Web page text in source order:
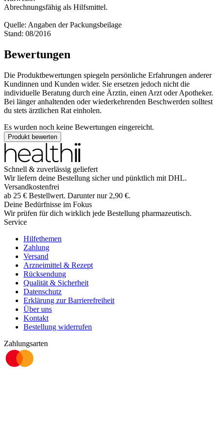
Abrechnungsfähig als Hilfsmittel.
Quelle: Angaben der Packungsbeilage
Stand: 08/2016
Bewertungen
Die Produktbewertungen spiegeln persönliche Erfahrungen anderer
Kundinnen und Kunden wider. Sie ersetzen jedoch nicht die
individuelle Beratung durch eine Ärztin, einen Arzt oder Apotheker.
Bei länger anhaltenden oder wiederkehrenden Beschwerden solltest
du stets ärztlichen Rat einholen.
Es wurden noch keine Bewertungen eingereicht.
Produkt bewerten
Schnell & zuverlässig geliefert
Wir liefern deine Bestellung sicher und pünktlich mit DHL.
Versandkostenfrei
ab 25 € Bestellwert. Darunter nur 2,90 €.
Deine Bedürfnisse im Fokus
Wir prüfen für dich wirklich jede Bestellung pharmazeutisch.
Service
Hilfethemen
Zahlung
Versand
Arzneimittel & Rezept
Rücksendung
Qualität & Sicherheit
Datenschutz
Erklärung zur Barrierefreiheit
Über uns
Kontakt
Bestellung widerrufen
Zahlungsarten